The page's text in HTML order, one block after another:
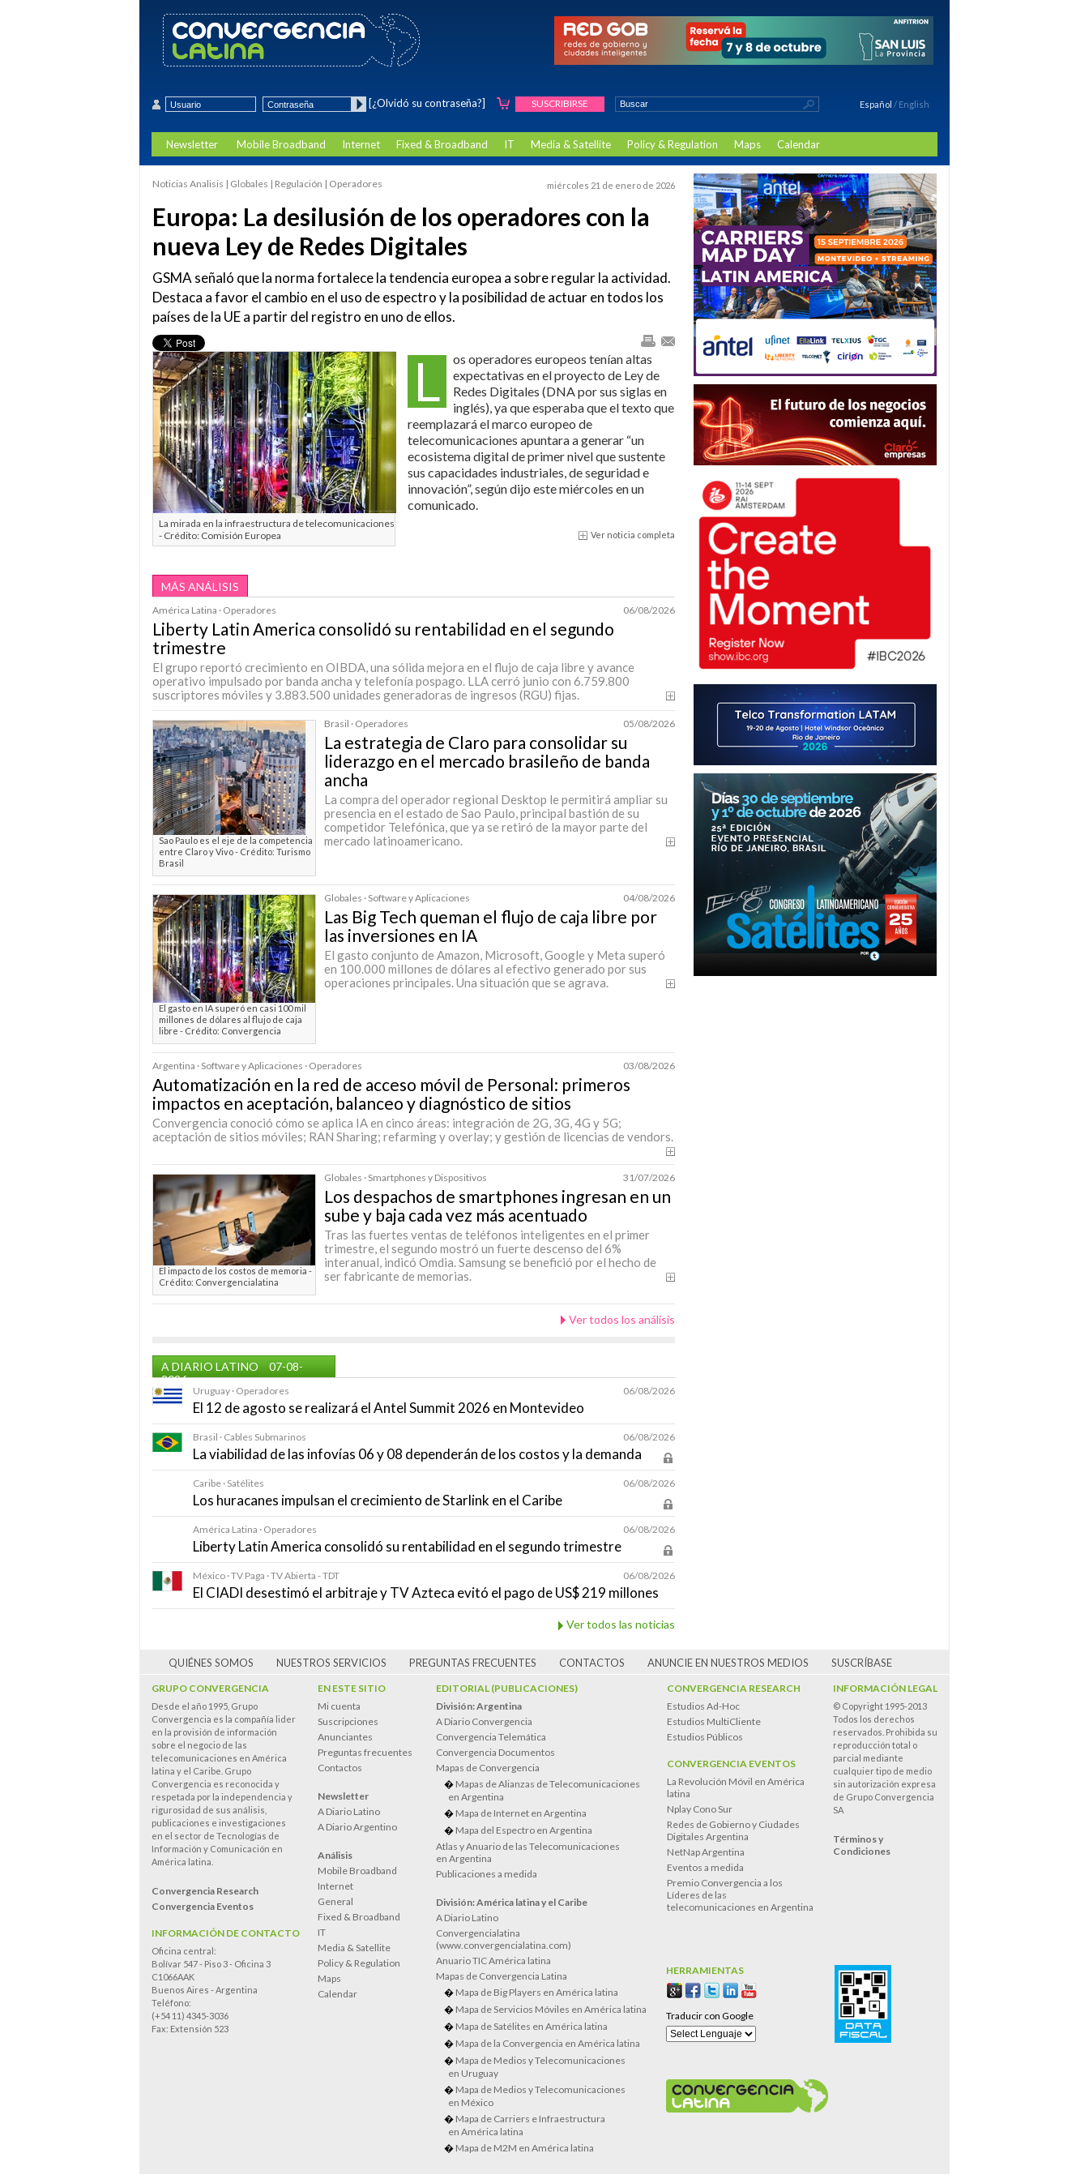
[¿Olvidó su contraseña?] SUSCRIBIRSE Español / English
Newsletter Mobile Broadband Internet Fixed & Broadband IT Media & Satellite Policy & Regulation Maps Calendar
miércoles 21 de enero de 2026
Noticias Analisis | Globales | Regulación | Operadores
Europa: La desilusión de los operadores con la
nueva Ley de Redes Digitales
GSMA señaló que la norma fortalece la tendencia europea a sobre regular la actividad.
Destaca a favor el cambio en el uso de espectro y la posibilidad de actuar en todos los
países de la UE a partir del registro en uno de ellos.
La mirada en la infraestructura de telecomunicaciones
- Crédito: Comisión Europea
L
os operadores europeos tenían altas
expectativas en el proyecto de Ley de
Redes Digitales (DNA por sus siglas en
inglés), ya que esperaba que el texto que
reemplazará el marco europeo de
telecomunicaciones apuntara a generar “un
ecosistema digital de primer nivel que sustente
sus capacidades industriales, de seguridad e
innovación”, según dijo este miércoles en un
comunicado.
Ver noticia completa
MÁS ANÁLISIS
América Latina · Operadores 06/08/2026
Liberty Latin America consolidó su rentabilidad en el segundo
trimestre
El grupo reportó crecimiento en OIBDA, una sólida mejora en el flujo de caja libre y avance
operativo impulsado por banda ancha y telefonía pospago. LLA cerró junio con 6.759.800
suscriptores móviles y 3.883.500 unidades generadoras de ingresos (RGU) fijas.
Sao Paulo es el eje de la competencia
entre Claro y Vivo - Crédito: Turismo
Brasil
Brasil · Operadores 05/08/2026
La estrategia de Claro para consolidar su
liderazgo en el mercado brasileño de banda
ancha
La compra del operador regional Desktop le permitirá ampliar su
presencia en el estado de Sao Paulo, principal bastión de su
competidor Telefónica, que ya se retiró de la mayor parte del
mercado latinoamericano.
El gasto en IA superó en casi 100 mil
millones de dólares al flujo de caja
libre - Crédito: Convergencia
Globales · Software y Aplicaciones 04/08/2026
Las Big Tech queman el flujo de caja libre por
las inversiones en IA
El gasto conjunto de Amazon, Microsoft, Google y Meta superó
en 100.000 millones de dólares al efectivo generado por sus
operaciones principales. Una situación que se agrava.
Argentina · Software y Aplicaciones · Operadores 03/08/2026
Automatización en la red de acceso móvil de Personal: primeros
impactos en aceptación, balanceo y diagnóstico de sitios
Convergencia conoció cómo se aplica IA en cinco áreas: integración de 2G, 3G, 4G y 5G;
aceptación de sitios móviles; RAN Sharing; refarming y overlay; y gestión de licencias de vendors.
El impacto de los costos de memoria -
Crédito: Convergencialatina
Globales · Smartphones y Dispositivos 31/07/2026
Los despachos de smartphones ingresan en un
sube y baja cada vez más acentuado
Tras las fuertes ventas de teléfonos inteligentes en el primer
trimestre, el segundo mostró un fuerte descenso del 6%
interanual, indicó Omdia. Samsung se benefició por el hecho de
ser fabricante de memorias.
Ver todos los análisis
A DIARIO LATINO
07-08-
2026
Uruguay · Operadores 06/08/2026
El 12 de agosto se realizará el Antel Summit 2026 en Montevideo
Brasil · Cables Submarinos 06/08/2026
La viabilidad de las infovías 06 y 08 dependerán de los costos y la demanda
Caribe · Satélites 06/08/2026
Los huracanes impulsan el crecimiento de Starlink en el Caribe
América Latina · Operadores 06/08/2026
Liberty Latin America consolidó su rentabilidad en el segundo trimestre
México · TV Paga · TV Abierta - TDT 06/08/2026
El CIADI desestimó el arbitraje y TV Azteca evitó el pago de US$ 219 millones
Ver todos las noticias
QUIÉNES SOMOS NUESTROS SERVICIOS PREGUNTAS FRECUENTES CONTACTOS ANUNCIE EN NUESTROS MEDIOS SUSCRÍBASE
GRUPO CONVERGENCIA
Desde el año 1995, Grupo
Convergencia es la compañía lider
en la provisión de información
sobre el negocio de las
telecomunicaciones en América
latina y el Caribe. Grupo
Convergencia es reconocida y
respetada por la independencia y
rigurosidad de sus análisis,
publicaciones e investigaciones
en el sector de Tecnologías de
Información y Comunicación en
América latina.
Convergencia Research
Convergencia Eventos
INFORMACIÓN DE CONTACTO
Oficina central:
Bolívar 547 - Piso 3 - Oficina 3
C1066AAK
Buenos Aires - Argentina
Teléfono:
(+54 11) 4345-3036
Fax: Extensión 523
EN ESTE SITIO
Mi cuenta
Suscripciones
Anunciantes
Preguntas frecuentes
Contactos
Newsletter
A Diario Latino
A Diario Argentino
Análisis
Mobile Broadband
Internet
General
Fixed & Broadband
IT
Media & Satellite
Policy & Regulation
Maps
Calendar
EDITORIAL (PUBLICACIONES)
División: Argentina
A Diario Convergencia
Convergencia Telemática
Convergencia Documentos
Mapas de Convergencia
Mapas de Alianzas de Telecomunicaciones
en Argentina
Mapa de Internet en Argentina
Mapa del Espectro en Argentina
Atlas y Anuario de las Telecomunicaciones
en Argentina
Publicaciones a medida
División: América latina y el Caribe
A Diario Latino
Convergencialatina
(www.convergencialatina.com)
Anuario TIC América latina
Mapas de Convergencia Latina
Mapa de Big Players en América latina
Mapa de Servicios Móviles en América latina
Mapa de Satélites en América latina
Mapa de la Convergencia en América latina
Mapa de Medios y Telecomunicaciones
en Uruguay
Mapa de Medios y Telecomunicaciones
en México
Mapa de Carriers e Infraestructura
en América latina
Mapa de M2M en América latina
CONVERGENCIA RESEARCH
Estudios Ad-Hoc
Estudios MultiCliente
Estudios Públicos
CONVERGENCIA EVENTOS
La Revolución Móvil en América
latina
Nplay Cono Sur
Redes de Gobierno y Ciudades
Digitales Argentina
NetNap Argentina
Eventos a medida
Premio Convergencia a los
Líderes de las
telecomunicaciones en Argentina
INFORMACIÓN LEGAL
© Copyright 1995-2013
Todos los derechos
reservados. Prohibida su
reproducción total o
parcial mediante
cualquier tipo de medio
sin autorización expresa
de Grupo Convergencia
SA
Términos y
Condiciones
HERRAMIENTAS
Traducir con Google